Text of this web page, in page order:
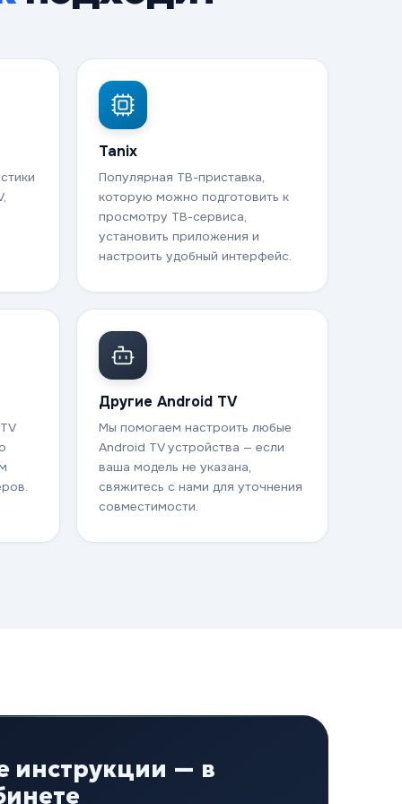
Tanix
Популярная ТВ-приставка,
которую можно подготовить к
просмотру ТВ-сервиса,
установить приложения и
настроить удобный интерфейс.
Другие Android TV
Мы помогаем настроить любые
Android TV устройства — если
ваша модель не указана,
свяжитесь с нами для уточнения
совместимости.
инструкции — в